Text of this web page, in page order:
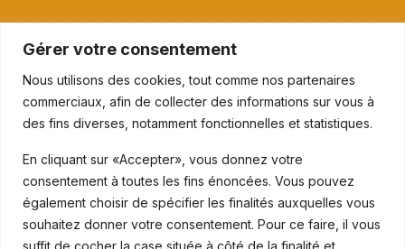
Gérer votre consentement
Nous utilisons des cookies, tout comme nos partenaires
commerciaux, afin de collecter des informations sur vous à
des fins diverses, notamment fonctionnelles et statistiques.
En cliquant sur «Accepter», vous donnez votre
consentement à toutes les fins énoncées. Vous pouvez
également choisir de spécifier les finalités auxquelles vous
souhaitez donner votre consentement. Pour ce faire, il vous
suffit de cocher la case située à côté de la finalité et